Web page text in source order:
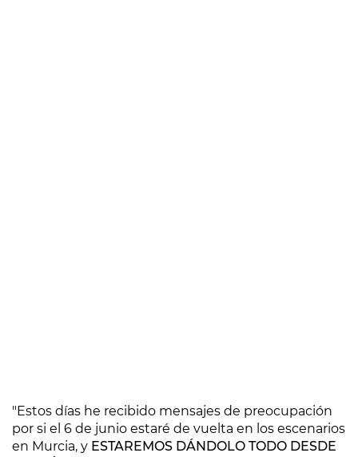
"Estos días he recibido mensajes de preocupación
por si el 6 de junio estaré de vuelta en los escenarios
en Murcia, y ESTAREMOS DÁNDOLO TODO DESDE